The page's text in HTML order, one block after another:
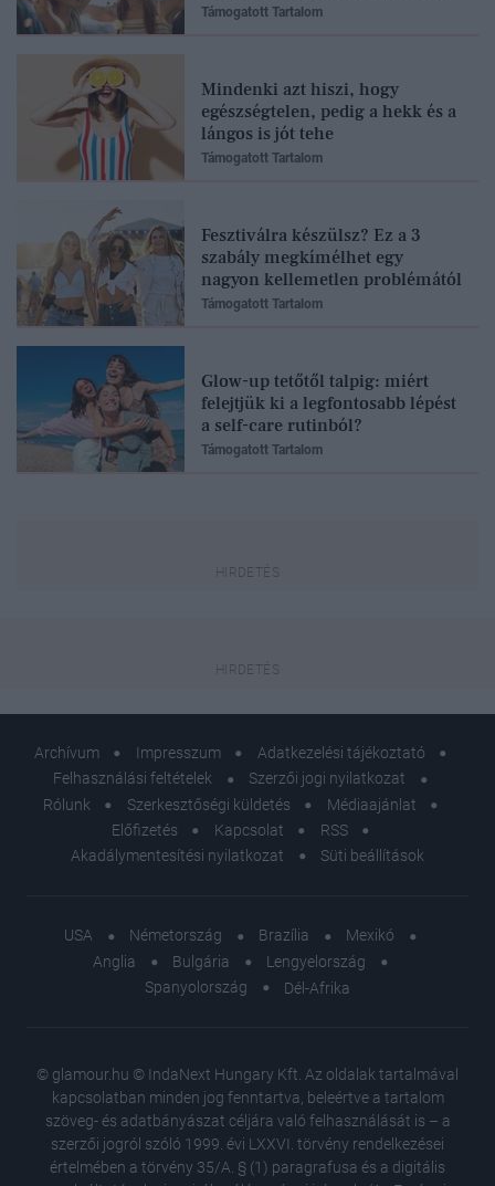
Támogatott Tartalom
Mindenki azt hiszi, hogy
egészségtelen, pedig a hekk és a
lángos is jót tehe
Támogatott Tartalom
Fesztiválra készülsz? Ez a 3
szabály megkímélhet egy
nagyon kellemetlen problémától
Támogatott Tartalom
Glow-up tetőtől talpig: miért
felejtjük ki a legfontosabb lépést
a self-care rutinból?
Támogatott Tartalom
Archívum Impresszum
Adatkezelési tájékoztató
Felhasználási feltételek
Szerzői jogi nyilatkozat
Rólunk
Szerkesztőségi küldetés
Médiaajánlat
Előfizetés
Kapcsolat
RSS
Akadálymentesítési nyilatkozat
Süti beállítások
USA Németország Brazília
Mexikó
Anglia
Bulgária
Lengyelország
Spanyolország
Dél-Afrika
© glamour.hu © IndaNext Hungary Kft. Az oldalak tartalmával
kapcsolatban minden jog fenntartva, beleértve a tartalom
szöveg- és adatbányászat céljára való felhasználását is – a
szerzői jogról szóló 1999. évi LXXVI. törvény rendelkezései
értelmében a törvény 35/A. § (1) paragrafusa és a digitális